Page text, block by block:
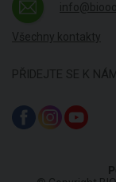
Všechny kontakty
PŘIDEJTE SE K